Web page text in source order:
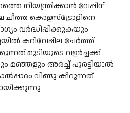
നിയന്ത്രിക്കാൻ വേപ്പിന്
ചീത്ത കൊളസ്ട്രോളിനെ
വർദ്ധിപ്പിക്കുകയും
കറിവേപ്പില ചേ‍ർത്ത്
മുടിയുടെ വള‍ർച്ചക്ക്
മഞ്ഞളും അരച്ച് പുരട്ടിയാൽ
വിണ്ടു കീറുന്നത്